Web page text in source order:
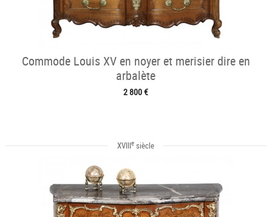
Commode Louis XV en noyer et merisier dire en
arbalète
2 800 €
XVIIIe siècle